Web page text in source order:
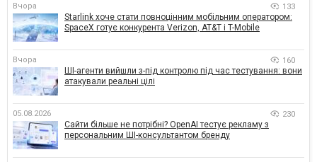
Вчора 133
Starlink хоче стати повноцінним мобільним оператором:
SpaceX готує конкурента Verizon, AT&T і T-Mobile
Вчора 160
ШІ-агенти вийшли з-під контролю під час тестування: вони
атакували реальні цілі
05.08.2026 230
Сайти більше не потрібні? OpenAI тестує рекламу з
персональним ШІ-консультантом бренду